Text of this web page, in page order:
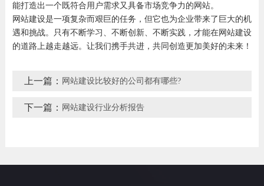
能打造出一个既符合用户需求又具备市场竞争力的网站。
网站建设是一项复杂而艰巨的任务，但它也为企业带来了巨大的机
遇和挑战。只有不断学习、不断创新、不断实践，才能在网站建设
的道路上越走越远。让我们携手共进，共同创造更加美好的未来！
上一篇： 网站建设比较好的公司都有哪些?
下一篇： 网站建设行业分析报告